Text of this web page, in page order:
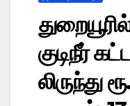
குடிநீர்
லிருந்து